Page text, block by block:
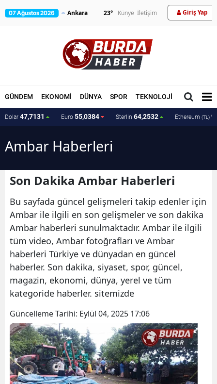
07 Ağustos 2026 23° Künye İletişim Giriş Yap
GÜNDEM EKONOMİ DÜNYA SPOR TEKNOLOJİ MAGAZİN
Dolar 47,7131 Euro 55,0384 Sterlin 64,2532 Ethereum (TL)
Ambar Haberleri
Son Dakika Ambar Haberleri
Bu sayfada güncel gelişmeleri takip edenler için
Ambar ile ilgili en son gelişmeler ve son dakika
Ambar haberleri sunulmaktadır. Ambar ile ilgili
tüm video, Ambar fotoğrafları ve Ambar
haberleri Türkiye ve dünyadan en güncel
haberler. Son dakika, siyaset, spor, güncel,
magazin, ekonomi, dünya, yerel ve tüm
kategoride haberler. sitemizde
Güncelleme Tarihi: Eylül 04, 2025 17:06